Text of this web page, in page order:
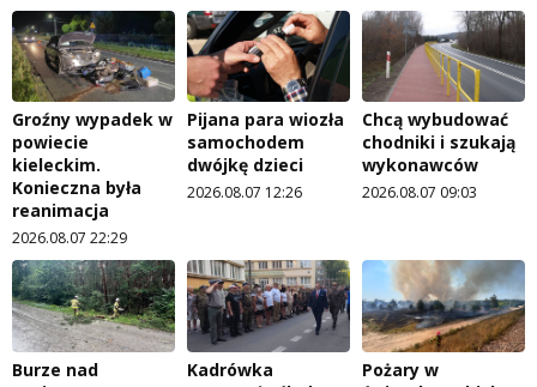
Groźny wypadek w
powiecie
kieleckim.
Konieczna była
reanimacja
2026.08.07 22:29
Pijana para wiozła
samochodem
dwójkę dzieci
2026.08.07 12:26
Chcą wybudować
chodniki i szukają
wykonawców
2026.08.07 09:03
Burze nad
Kadrówka
Pożary w